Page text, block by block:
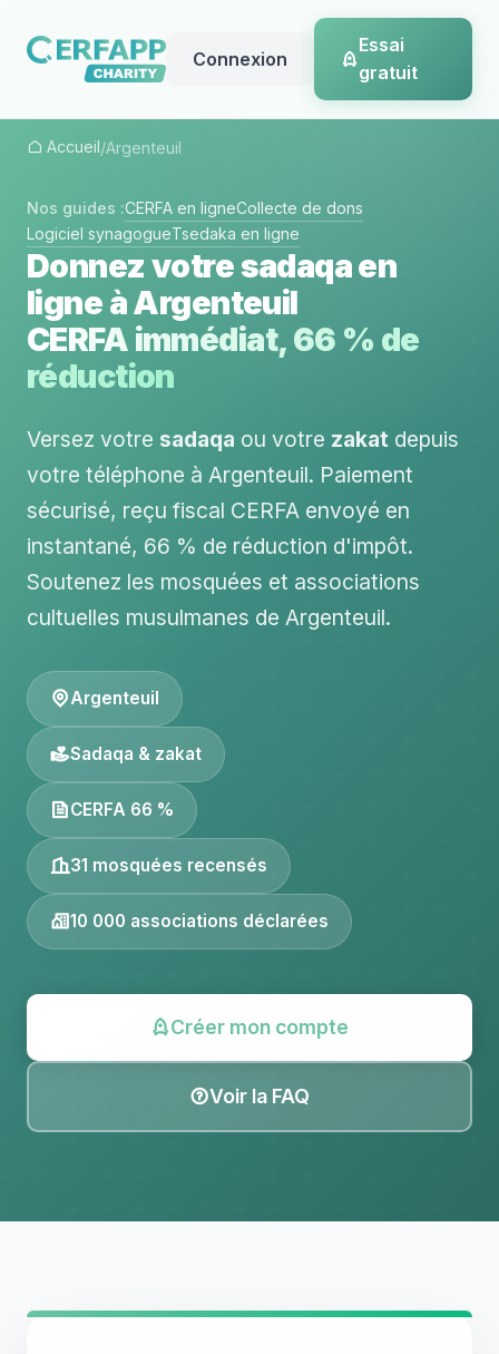
Connexion
Essai
gratuit
Accueil/Argenteuil
Nos guides :CERFA en ligneCollecte de dons
Logiciel synagogueTsedaka en ligne
Donnez votre sadaqa en
ligne à Argenteuil
CERFA immédiat, 66 % de
réduction
Versez votre sadaqa ou votre zakat depuis
votre téléphone à Argenteuil. Paiement
sécurisé, reçu fiscal CERFA envoyé en
instantané, 66 % de réduction d'impôt.
Soutenez les mosquées et associations
cultuelles musulmanes de Argenteuil.
Argenteuil
Sadaqa & zakat
CERFA 66 %
31 mosquées recensés
10 000 associations déclarées
Créer mon compte
Voir la FAQ